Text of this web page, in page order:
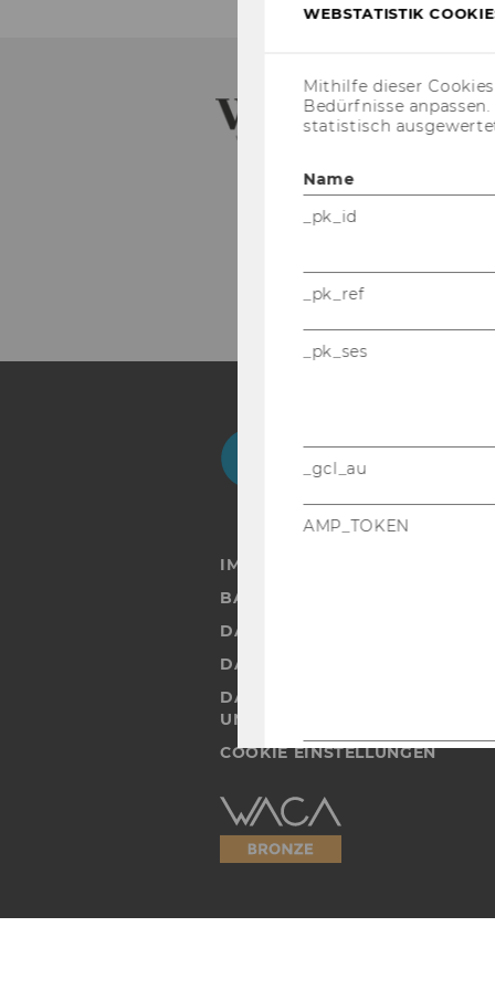
IMPRESSUM
DATENSCHUTZERKLÄRUNG
DATENSCHUTZERKLÄRUNG
DATENSCHUTZERKLÄRUNG
UND STUDIERENDE
COOKIE EINSTELLUNGEN
Barrierefreiheitserklärung
Webseite
WEBSTATISTIK
Mithilfe dieser
Bedürfnisse
statistisch
Name
_pk_id
_pk_ref
_pk_ses
_gcl_au
AMP_TOKEN
_dc_gtm_--property-id--
_ga